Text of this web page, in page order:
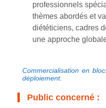
professionnels
thèmes abordéset
diététiciens, cadres
une approche
Commercialisation en
déploiement.
Public concerné :